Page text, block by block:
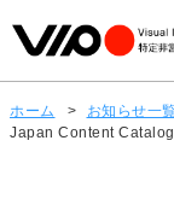
ホーム > お知らせ一
Japan Content